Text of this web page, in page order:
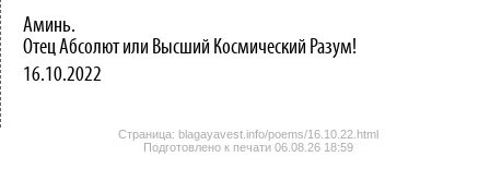
Аминь.
Отец Абсолют или Высший Космический Разум!
16.10.2022
Страница: blagayavest.info/poems/16.10.22.html
Подготовлено к печати 06.08.26 18:59